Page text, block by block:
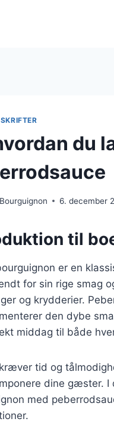
du
6. december
til
er en
for sin rige smag
og krydderier.
den dybe
middag til både
tid og
dine gæster. I
med